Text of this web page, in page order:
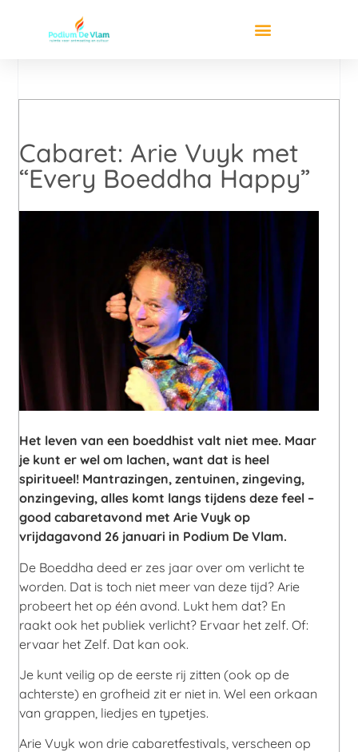
Cabaret: Arie Vuyk met
“Every Boeddha Happy”
Het leven van een boeddhist valt niet mee. Maar
je kunt er wel om lachen, want dat is heel
spiritueel! Mantrazingen, zentuinen, zingeving,
onzingeving, alles komt langs tijdens deze feel –
good cabaretavond met Arie Vuyk op
vrijdagavond 26 januari in Podium De Vlam.
De Boeddha deed er zes jaar over om verlicht te
worden. Dat is toch niet meer van deze tijd? Arie
probeert het op één avond. Lukt hem dat? En
raakt ook het publiek verlicht? Ervaar het zelf. Of:
ervaar het Zelf. Dat kan ook.
Je kunt veilig op de eerste rij zitten (ook op de
achterste) en grofheid zit er niet in. Wel een orkaan
van grappen, liedjes en typetjes.
Arie Vuyk won drie cabaretfestivals, verscheen op